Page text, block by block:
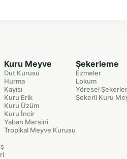
Kuru Meyve
Dut Kurusu
Hurma
Kayısı
Kuru Erik
Kuru Üzüm
Kuru İncir
Yaban Mersini
Tropikal Meyve Kurusu
Şekerleme
Ezmeler
Lokum
Yöresel
Şekerli Kuru